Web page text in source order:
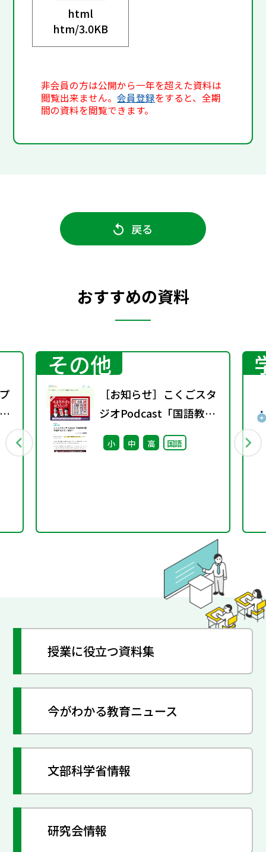
html
htm/3.0KB
非会員の方は公開から一年を超えた資料は
閲覧出来ません。会員登録をすると、全期
間の資料を閲覧できます。
戻る
おすすめの資料
その他
［お知らせ］こくごスタ
ジオPodcast「国語教科
書を聴きなおす」配信中
小 中 高 国語
授業に役立つ資料集
今がわかる教育ニュース
文部科学省情報
研究会情報